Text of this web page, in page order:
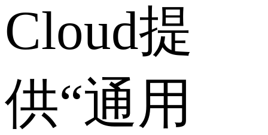
Cloud提
供“通用